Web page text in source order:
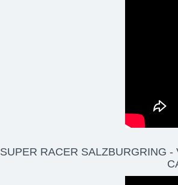
SUPER RACER SALZBURGRING